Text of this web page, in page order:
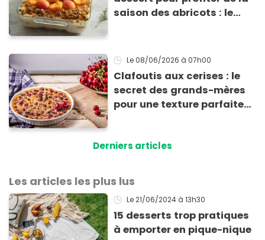
saison des abricots : le
Le 08/06/2026 à 07h00
Clafoutis aux cerises : le
secret des grands-mères
pour une texture parfaite
Derniers articles
Les articles les plus lus
Le 21/06/2024 à 13h30
15 desserts trop pratiques
à emporter en pique-nique